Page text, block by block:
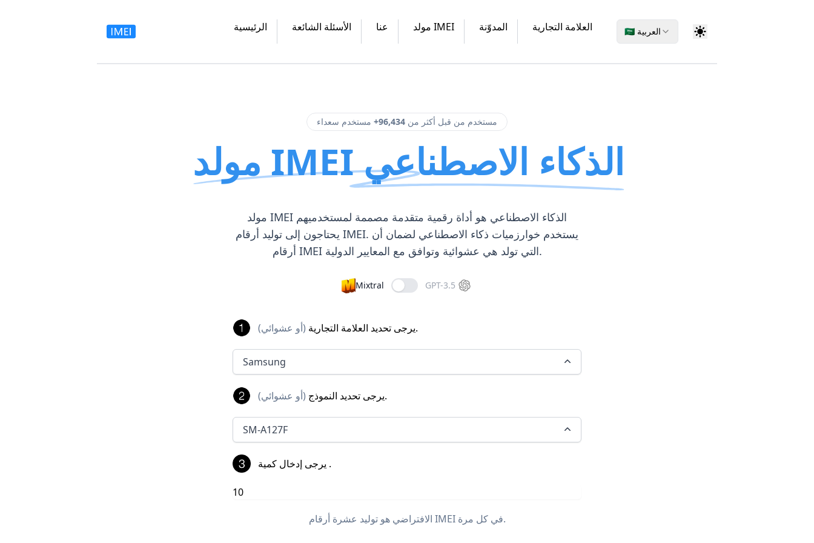
الرئيسية الأسئلة الشائعة عنا مولد IMEI المدوّنة العلامة التجارية 🇸🇦 العربية
مستخدم من قبل أكثر من 96,434+ مستخدم سعداء
مولد IMEI الذكاء الاصطناعي
مولد IMEI الذكاء الاصطناعي هو أداة رقمية متقدمة مصممة لمستخدميهم
يحتاجون إلى توليد أرقام IMEI. يستخدم خوارزميات ذكاء الاصطناعي لضمان أن
أرقام IMEI التي تولد هي عشوائية وتوافق مع المعايير الدولية.
Mixtral GPT-3.5
يرجى تحديد العلامة التجارية (أو عشوائي) .
Samsung
يرجى تحديد النموذج (أو عشوائي) .
SM-A127F
يرجى إدخال كمية .
الافتراضي هو توليد عشرة أرقام IMEI في كل مرة.